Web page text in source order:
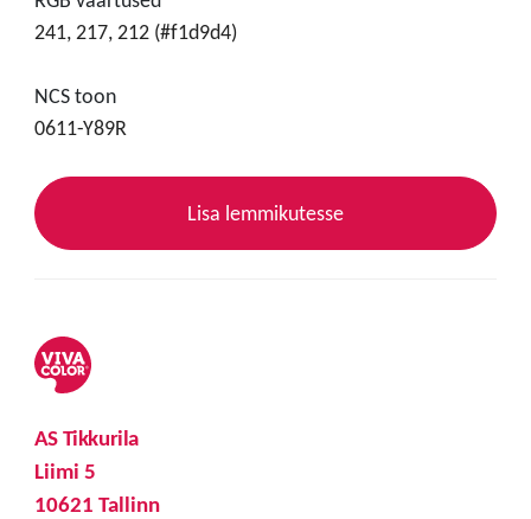
241, 217, 212 (#f1d9d4)
NCS toon
0611-Y89R
Lisa lemmikutesse
AS Tikkurila
Liimi 5
10621 Tallinn